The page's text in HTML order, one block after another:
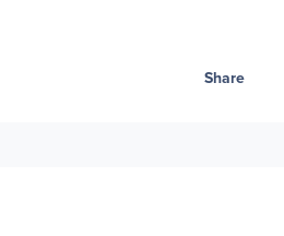
Share